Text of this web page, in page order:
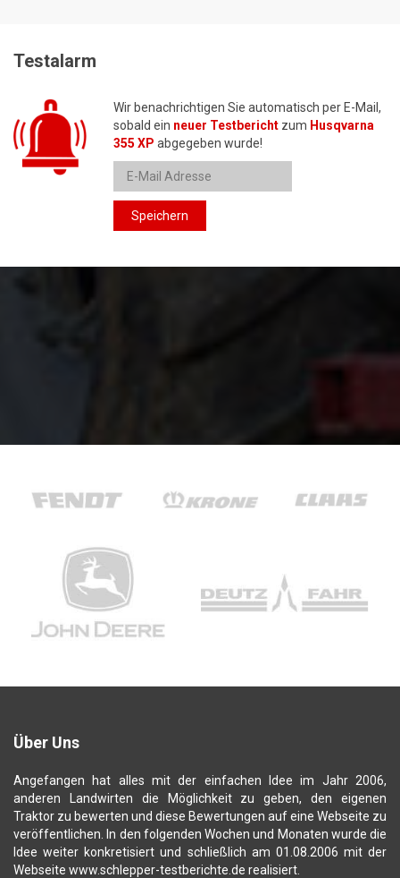
Testalarm
Wir benachrichtigen Sie automatisch per E-Mail,
sobald ein neuer Testbericht zum Husqvarna
355 XP abgegeben wurde!
Speichern
Über Uns
Angefangen hat alles mit der einfachen Idee im Jahr 2006,
anderen Landwirten die Möglichkeit zu geben, den eigenen
Traktor zu bewerten und diese Bewertungen auf eine Webseite zu
veröffentlichen. In den folgenden Wochen und Monaten wurde die
Idee weiter konkretisiert und schließlich am 01.08.2006 mit der
Webseite www.schlepper-testberichte.de realisiert.